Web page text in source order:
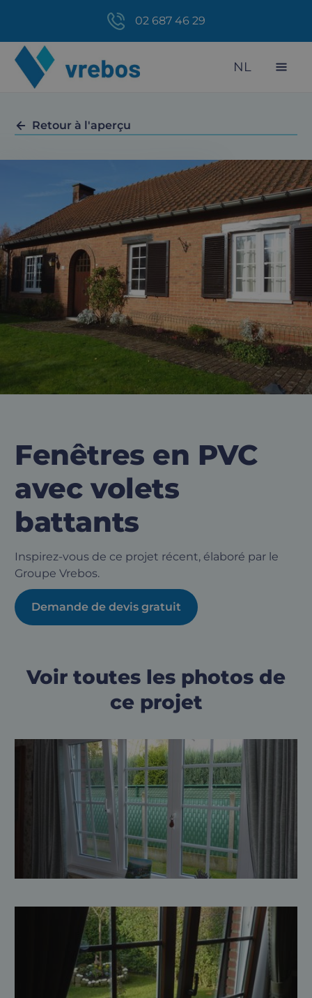
02 687 46 29
NL
Retour à l'aperçu
Fenêtres en PVC
avec volets
battants
Inspirez-vous de ce projet récent, élaboré par le
Groupe Vrebos.
Demande de devis gratuit
Voir toutes les photos de
ce projet